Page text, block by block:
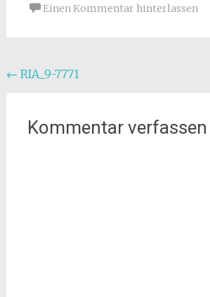
Einen Kommentar hinterlassen
Beitragsnavigation
← RIA_9-7771
Kommentar verfassen